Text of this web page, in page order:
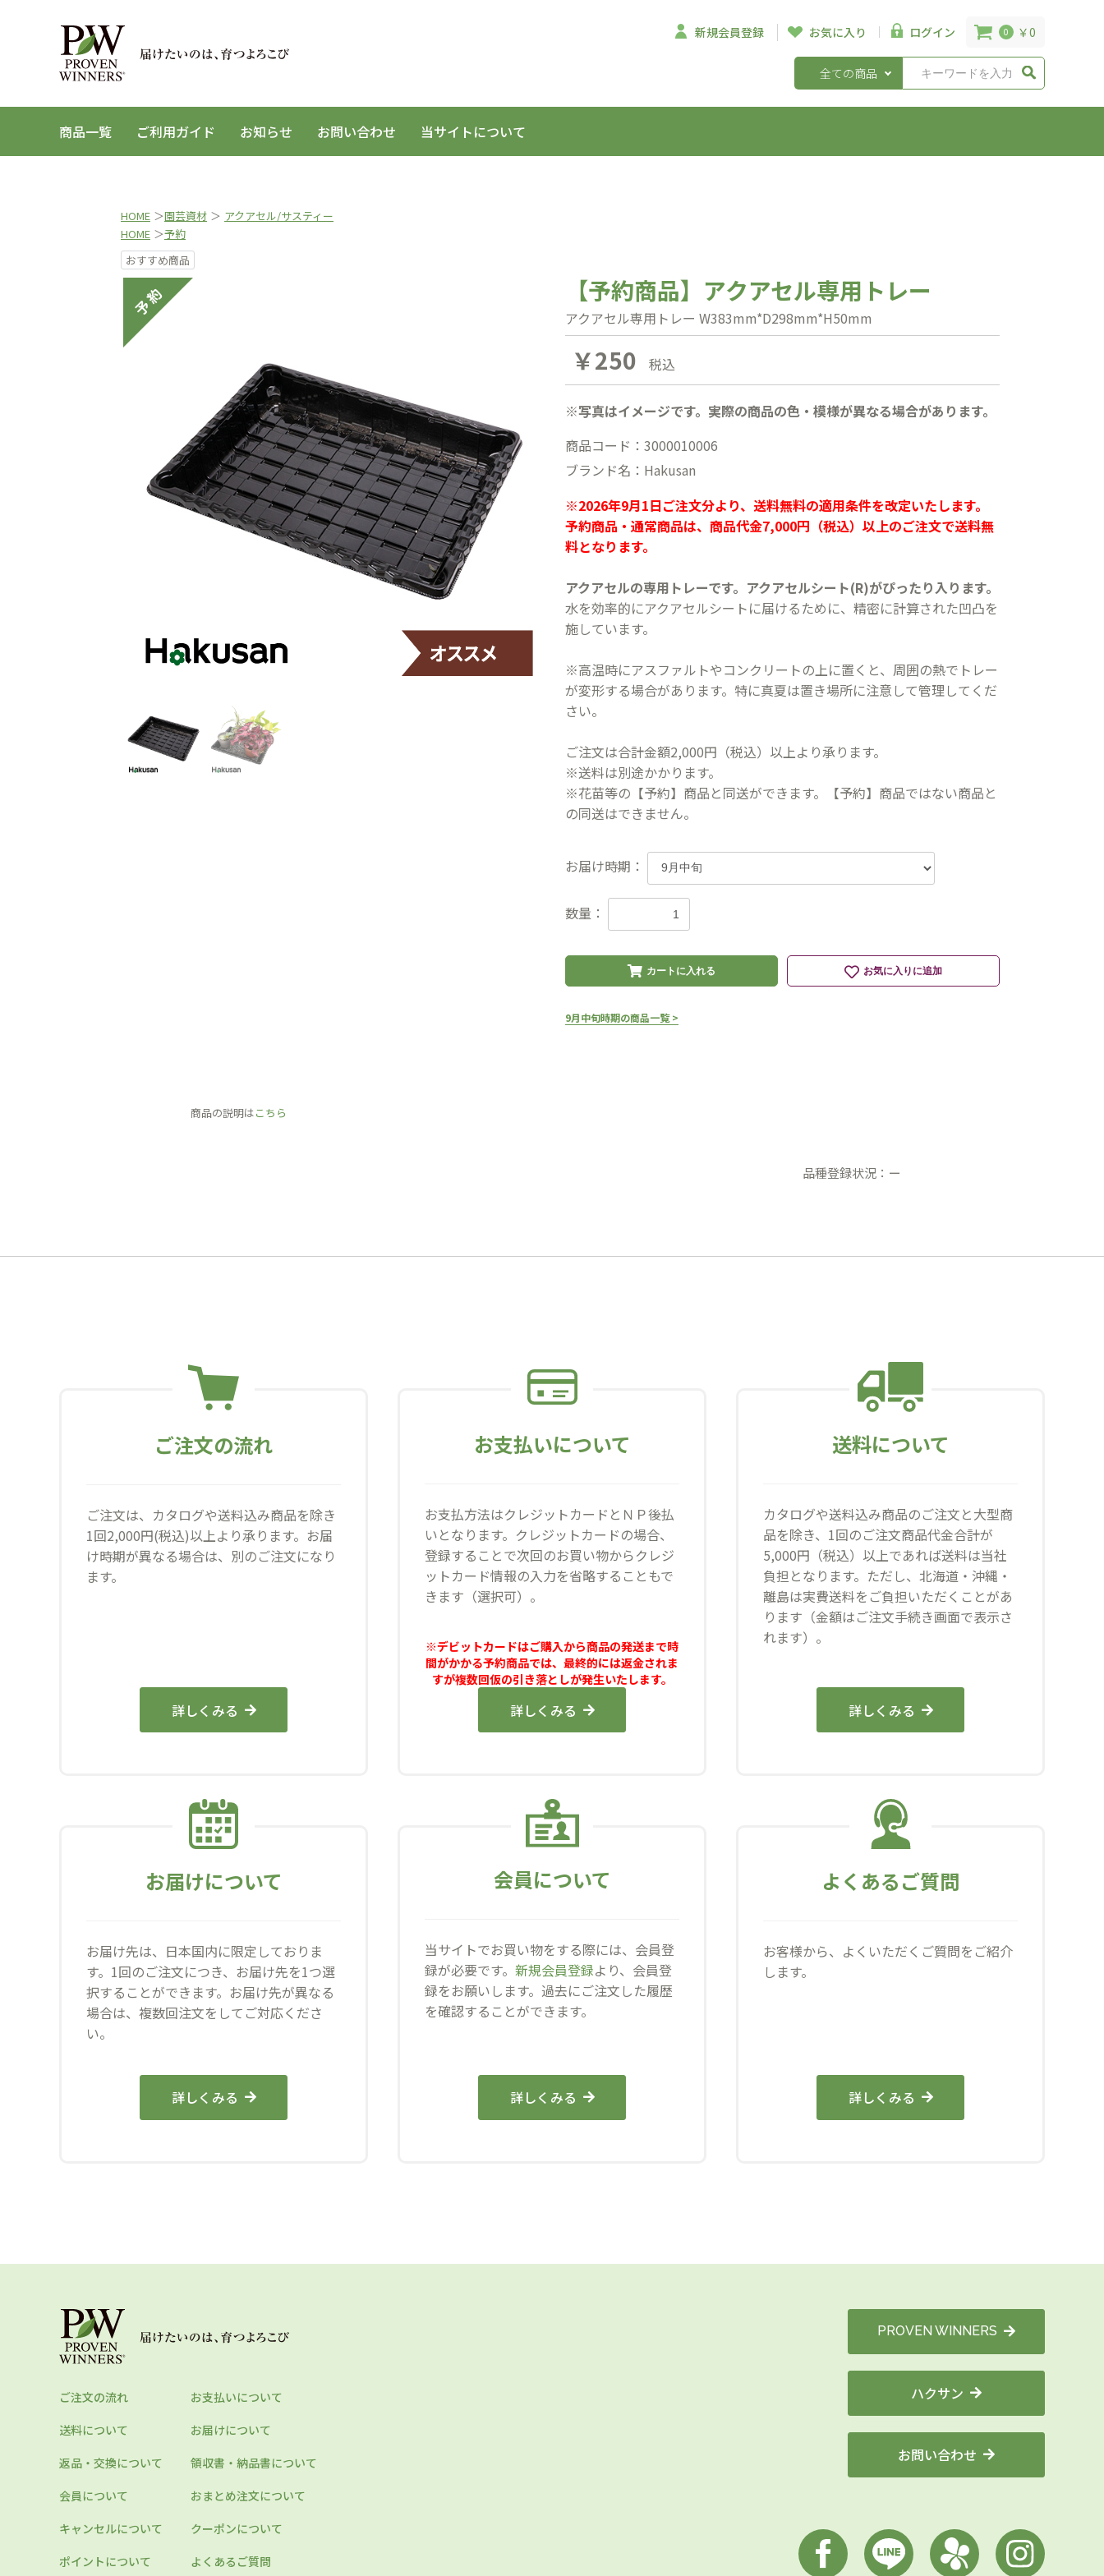
新規会員登録 お気に入り ログイン 0 ￥0
全ての商品
商品一覧 ご利用ガイド お知らせ お問い合わせ 当サイトについて
HOME ＞園芸資材 ＞ アクアセル/サスティー
HOME ＞予約
おすすめ商品
【予約商品】アクアセル専用トレー
アクアセル専用トレー W383mm*D298mm*H50mm
￥250 税込
※写真はイメージです。実際の商品の色・模様が異なる場合があります。
商品コード：3000010006
ブランド名：Hakusan
※2026年9月1日ご注文分より、送料無料の適用条件を改定いたします。
予約商品・通常商品は、商品代金7,000円（税込）以上のご注文で送料無
料となります。
アクアセルの専用トレーです。アクアセルシート(R)がぴったり入ります。
水を効率的にアクアセルシートに届けるために、精密に計算された凹凸を
施しています。
※高温時にアスファルトやコンクリートの上に置くと、周囲の熱でトレー
が変形する場合があります。特に真夏は置き場所に注意して管理してくだ
さい。
ご注文は合計金額2,000円（税込）以上より承ります。
※送料は別途かかります。
※花苗等の【予約】商品と同送ができます。【予約】商品ではない商品と
の同送はできません。
お届け時期：
数量：
カートに入れる お気に入りに追加
9月中旬時期の商品一覧 >
商品の説明はこちら
品種登録状況：ー
ご注文の流れ
ご注文は、カタログや送料込み商品を除き
1回2,000円(税込)以上より承ります。お届
け時期が異なる場合は、別のご注文になり
ます。
詳しくみる
お支払いについて
お支払方法はクレジットカードとＮＰ後払
いとなります。クレジットカードの場合、
登録することで次回のお買い物からクレジ
ットカード情報の入力を省略することもで
きます（選択可）。
※デビットカードはご購入から商品の発送まで時
間がかかる予約商品では、最終的には返金されま
すが複数回仮の引き落としが発生いたします。
詳しくみる
送料について
カタログや送料込み商品のご注文と大型商
品を除き、1回のご注文商品代金合計が
5,000円（税込）以上であれば送料は当社
負担となります。ただし、北海道・沖縄・
離島は実費送料をご負担いただくことがあ
ります（金額はご注文手続き画面で表示さ
れます）。
詳しくみる
お届けについて
お届け先は、日本国内に限定しておりま
す。1回のご注文につき、お届け先を1つ選
択することができます。お届け先が異なる
場合は、複数回注文をしてご対応くださ
い。
詳しくみる
会員について
当サイトでお買い物をする際には、会員登
録が必要です。 新規会員登録より、会員登
録をお願いします。過去にご注文した履歴
を確認することができます。
詳しくみる
よくあるご質問
お客様から、よくいただくご質問をご紹介
します。
詳しくみる
ご注文の流れ
お支払いについて
送料について
お届けについて
返品・交換について
領収書・納品書について
会員について
おまとめ注文について
キャンセルについて
クーポンについて
ポイントについて
よくあるご質問
PROVEN WINNERS
ハクサン
お問い合わせ